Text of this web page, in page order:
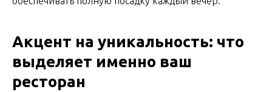
Акцент на уникальность: что
выделяет именно ваш
ресторан